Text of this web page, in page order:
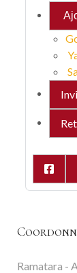
Ramatara -